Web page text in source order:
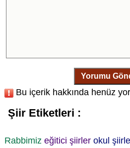
Yorumu
Bu içerik hakkında henüz
Şiir Etiketleri :
Rabbimiz eğitici şiirler okul